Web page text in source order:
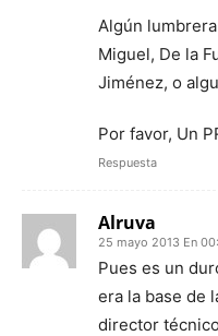
Algún
Miguel, De la
Jiménez, o
Por favor, Un
Respuesta
Alruva
25 mayo 2013 En
Pues es un
era la base de
director